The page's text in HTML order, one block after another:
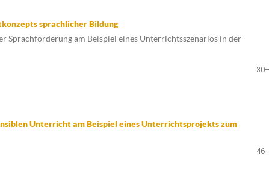
sprachlicher Bildung
Sprachförderung am Beispiel eines Unterrichtsszenarios in der
Unterricht am Beispiel eines Unterrichtsprojekts zum